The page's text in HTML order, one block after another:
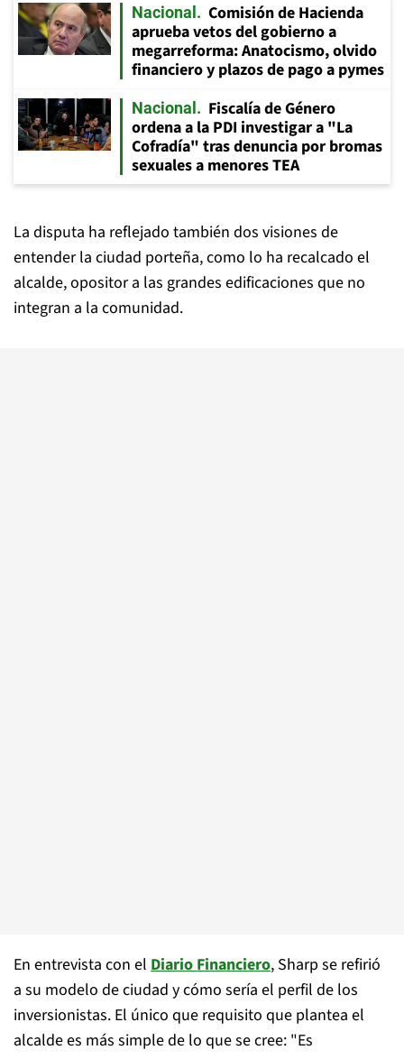
Nacional
Comisión de Hacienda
aprueba vetos del gobierno a
megarreforma: Anatocismo, olvido
financiero y plazos de pago a pymes
Nacional
Fiscalía de Género
ordena a la PDI investigar a "La
Cofradía" tras denuncia por bromas
sexuales a menores TEA
La disputa ha reflejado también dos visiones de
entender la ciudad porteña, como lo ha recalcado el
alcalde, opositor a las grandes edificaciones que no
integran a la comunidad.
En entrevista con el Diario Financiero, Sharp se refirió
a su modelo de ciudad y cómo sería el perfil de los
inversionistas. El único que requisito que plantea el
alcalde es más simple de lo que se cree: "Es